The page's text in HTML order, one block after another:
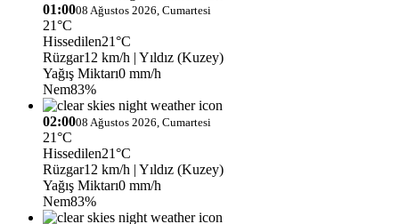
01:0008 Ağustos 2026, Cumartesi
21°C
Hissedilen21°C
Rüzgar12 km/h | Yıldız (Kuzey)
Yağış Miktarı0 mm/h
Nem83%
02:0008 Ağustos 2026, Cumartesi
21°C
Hissedilen21°C
Rüzgar12 km/h | Yıldız (Kuzey)
Yağış Miktarı0 mm/h
Nem83%